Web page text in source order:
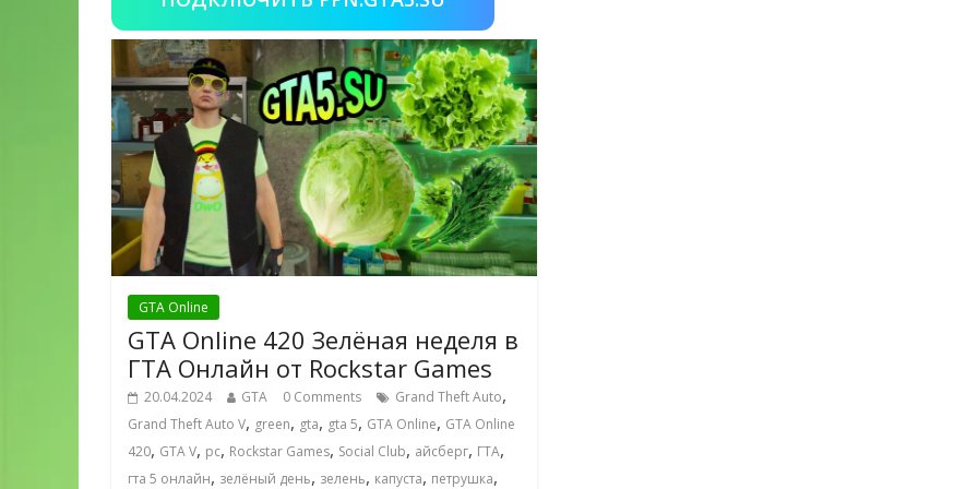
GTA Online
GTA Online 420 Зелёная неделя в
ГТА Онлайн от Rockstar Games
20.04.2024 GTA 0 Comments Grand Theft Auto,
Grand Theft Auto V, green, gta, gta 5, GTA Online, GTA Online
420, GTA V, pc, Rockstar Games, Social Club, айсберг, ГТА,
гта 5 онлайн, зелёный день, зелень, капуста, петрушка,